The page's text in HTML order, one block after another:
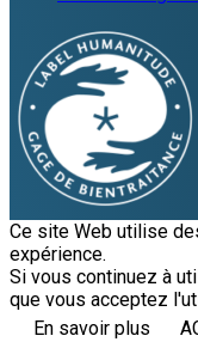
Ce site Web utilise
expérience.
Si vous continuez à
que vous acceptez
En savoir plus